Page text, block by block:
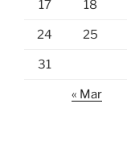
17 18
24 25
31
« Mar